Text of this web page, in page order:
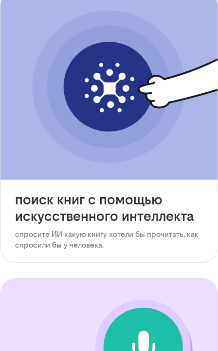
поиск книг с помощью
искусственного интеллекта
спросите ИИ какую книгу хотели бы прочитать, как
спросили бы у человека.